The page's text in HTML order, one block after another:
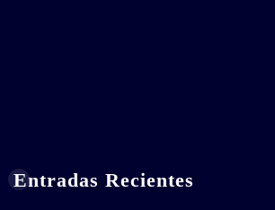
Entradas Recientes